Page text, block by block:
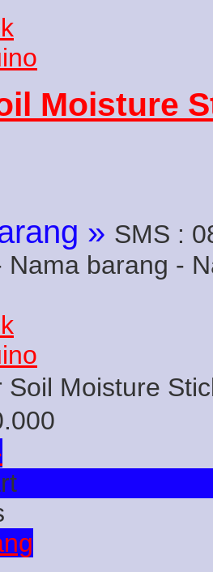
Moisture
» SMS :
Nama barang -
Soil Moisture